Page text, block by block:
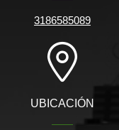
3186585089
UBICACIÓN